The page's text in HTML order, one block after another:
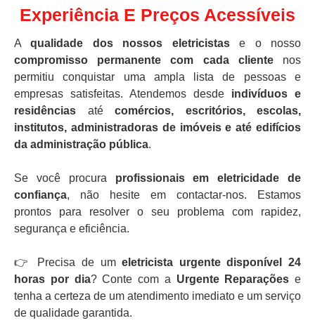
Experiência E Preços Acessíveis
Aqualidade dos nossos eletricistase o nosso
compromisso permanente com cada clientenos
permitiu conquistar uma ampla lista de pessoas e
empresas satisfeitas. Atendemos desde indivíduos e
residências até comércios, escritórios, escolas,
institutos, administradoras de imóveis e até edifícios
da administração pública.
Se você procura profissionais em eletricidade de
confiança, não hesite em contactar-nos. Estamos
prontos para resolver o seu problema com rapidez,
segurança e eficiência.
👉 Precisa de umeletricista urgente disponível 24
horas por dia? Conte com a Urgente Reparações e
tenha a certeza de um atendimento imediato e um serviço
de qualidade garantida.